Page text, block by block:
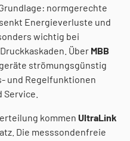
normgerechte
Energieverluste und
wichtig bei
Über MBB
strömungsgünstig
und Regelfunktionen
kommen UltraLink
Die messsondenfreie